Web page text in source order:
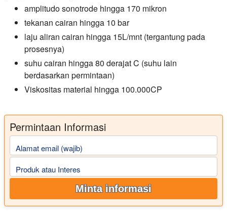
amplitudo sonotrode hingga 170 mikron
tekanan cairan hingga 10 bar
laju aliran cairan hingga 15L/mnt (tergantung pada
prosesnya)
suhu cairan hingga 80 derajat C (suhu lain
berdasarkan permintaan)
Viskositas material hingga 100.000CP
Permintaan Informasi
Alamat email (wajib)
Produk atau Interes
Minta informasi